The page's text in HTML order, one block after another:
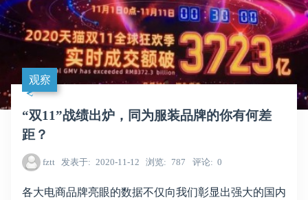
观察
“双11”战绩出炉，同为服装品牌的你有何差
距？
fztt 发表于 2020-11-12 浏览 787 评论 0
各大电商品牌亮眼的数据不仅向我们彰显出强大的国内